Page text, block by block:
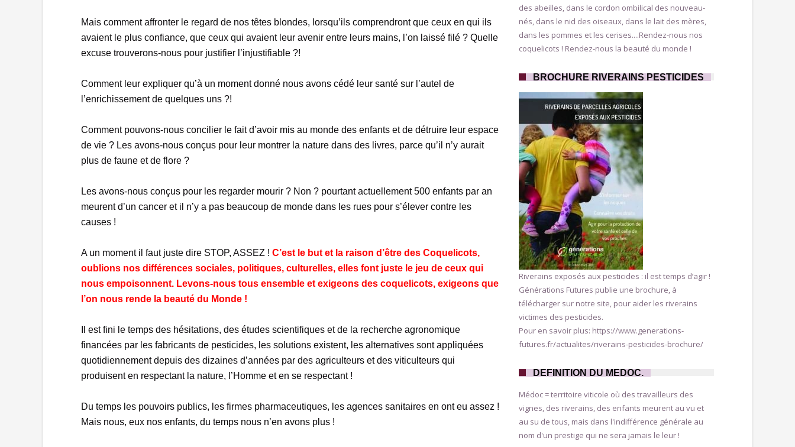
Mais comment affronter le regard de nos têtes blondes, lorsqu’ils comprendront que ceux en qui ils
avaient le plus confiance, que ceux qui avaient leur avenir entre leurs mains, l’on laissé filé ? Quelle
excuse trouverons-nous pour justifier l’injustifiable ?!
Comment leur expliquer qu’à un moment donné nous avons cédé leur santé sur l’autel de
l’enrichissement de quelques uns ?!
Comment pouvons-nous concilier le fait d’avoir mis au monde des enfants et de détruire leur espace
de vie ? Les avons-nous conçus pour leur montrer la nature dans des livres, parce qu’il n’y aurait
plus de faune et de flore ?
Les avons-nous conçus pour les regarder mourir ? Non ? pourtant actuellement 500 enfants par an
meurent d’un cancer et il n’y a pas beaucoup de monde dans les rues pour s’élever contre les
causes !
A un moment il faut juste dire STOP, ASSEZ ! C’est le but et la raison d’être des Coquelicots,
oublions nos différences sociales, politiques, culturelles, elles font juste le jeu de ceux qui
nous empoisonnent. Levons-nous tous ensemble et exigeons des coquelicots, exigeons que
l’on nous rende la beauté du Monde !
Il est fini le temps des hésitations, des études scientifiques et de la recherche agronomique
financées par les fabricants de pesticides, les solutions existent, les alternatives sont appliquées
quotidiennement depuis des dizaines d’années par des agriculteurs et des viticulteurs qui
produisent en respectant la nature, l’Homme et en se respectant !
Du temps les pouvoirs publics, les firmes pharmaceutiques, les agences sanitaires en ont eu assez !
Mais nous, eux nos enfants, du temps nous n’en avons plus !
des abeilles, dans le cordon ombilical des nouveau-
nés, dans le nid des oiseaux, dans le lait des mères,
dans les pommes et les cerises....Rendez-nous nos
coquelicots ! Rendez-nous la beauté du monde !
BROCHURE RIVERAINS PESTICIDES
Riverains exposés aux pesticides : il est temps d’agir !
Générations Futures publie une brochure, à
télécharger sur notre site, pour aider les riverains
victimes des pesticides.
Pour en savoir plus: https://www.generations-
futures.fr/actualites/riverains-pesticides-brochure/
DEFINITION DU MEDOC.
Médoc = territoire viticole où des travailleurs des
vignes, des riverains, des enfants meurent au vu et
au su de tous, mais dans l'indifférence générale au
nom d'un prestige qui ne sera jamais le leur !